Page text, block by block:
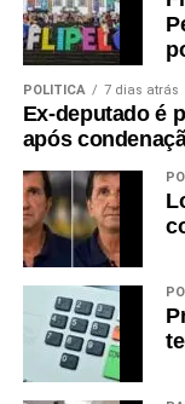
POLÍTICA 7 dias atrás
Ex-deputado é
após